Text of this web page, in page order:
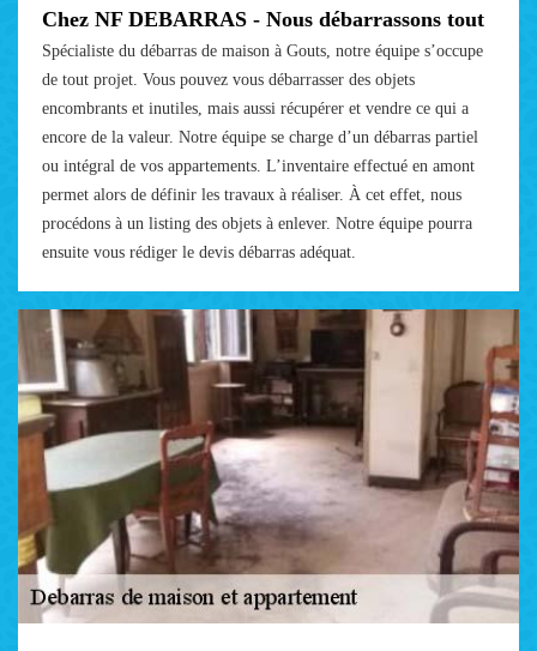
Chez NF DEBARRAS - Nous débarrassons tout
Spécialiste du débarras de maison à Gouts, notre équipe s’occupe
de tout projet. Vous pouvez vous débarrasser des objets
encombrants et inutiles, mais aussi récupérer et vendre ce qui a
encore de la valeur. Notre équipe se charge d’un débarras partiel
ou intégral de vos appartements. L’inventaire effectué en amont
permet alors de définir les travaux à réaliser. À cet effet, nous
procédons à un listing des objets à enlever. Notre équipe pourra
ensuite vous rédiger le devis débarras adéquat.